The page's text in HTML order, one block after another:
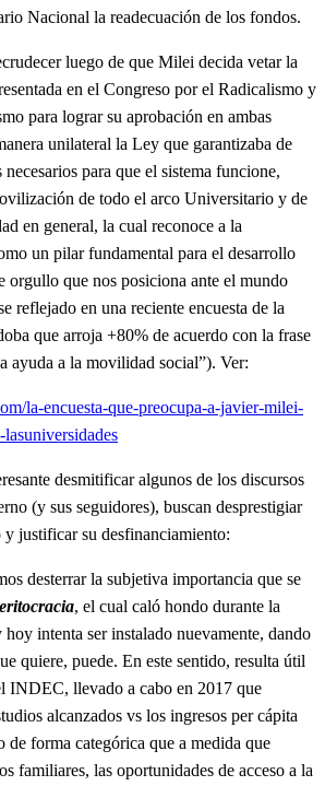
Nacional la readecuación de los fondos.
luego de que Milei decida vetar la
en el Congreso por el Radicalismo y
para lograr su aprobación en ambas
unilateral la Ley que garantizaba de
para que el sistema funcione,
de todo el arco Universitario y de
en general, la cual reconoce a la
un pilar fundamental para el desarrollo
orgullo que nos posiciona ante el mundo
reflejado en una reciente encuesta de la
que arroja +80% de acuerdo con la frase
ayuda a la movilidad social”). Ver:
la-encuesta-que-preocupa-a-javier-milei-
desmitificar algunos de los discursos
(y sus seguidores), buscan desprestigiar
justificar su desfinanciamiento:
desterrar la subjetiva importancia que se
, el cual caló hondo durante la
intenta ser instalado nuevamente, dando
quiere, puede. En este sentido, resulta útil
INDEC, llevado a cabo en 2017 que
alcanzados vs los ingresos per cápita
de forma categórica que a medida que
familiares, las oportunidades de acceso a la